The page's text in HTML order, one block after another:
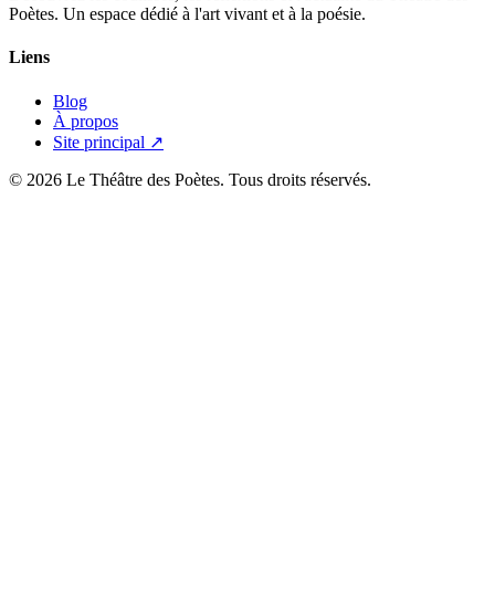
Poètes. Un espace dédié à l'art vivant et à la poésie.
Liens
Blog
À propos
Site principal ↗
© 2026 Le Théâtre des Poètes. Tous droits réservés.